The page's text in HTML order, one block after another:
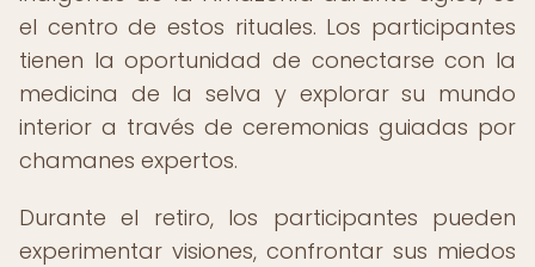
el centro de estos rituales. Los participantes
tienen la oportunidad de conectarse con la
medicina de la selva y explorar su mundo
interior a través de ceremonias guiadas por
chamanes expertos.
Durante el retiro, los participantes pueden
experimentar visiones, confrontar sus miedos